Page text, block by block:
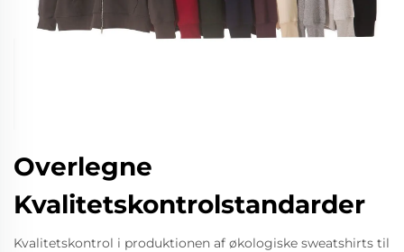
Overlegne
Kvalitetskontrolstandarder
Kvalitetskontrol i produktionen af økologiske sweatshirts til